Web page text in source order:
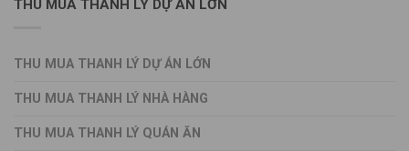
THU MUA THANH LÝ DỰ ÁN LỚN
THU MUA THANH LÝ DỰ ÁN LỚN
THU MUA THANH LÝ NHÀ HÀNG
THU MUA THANH LÝ QUÁN ĂN